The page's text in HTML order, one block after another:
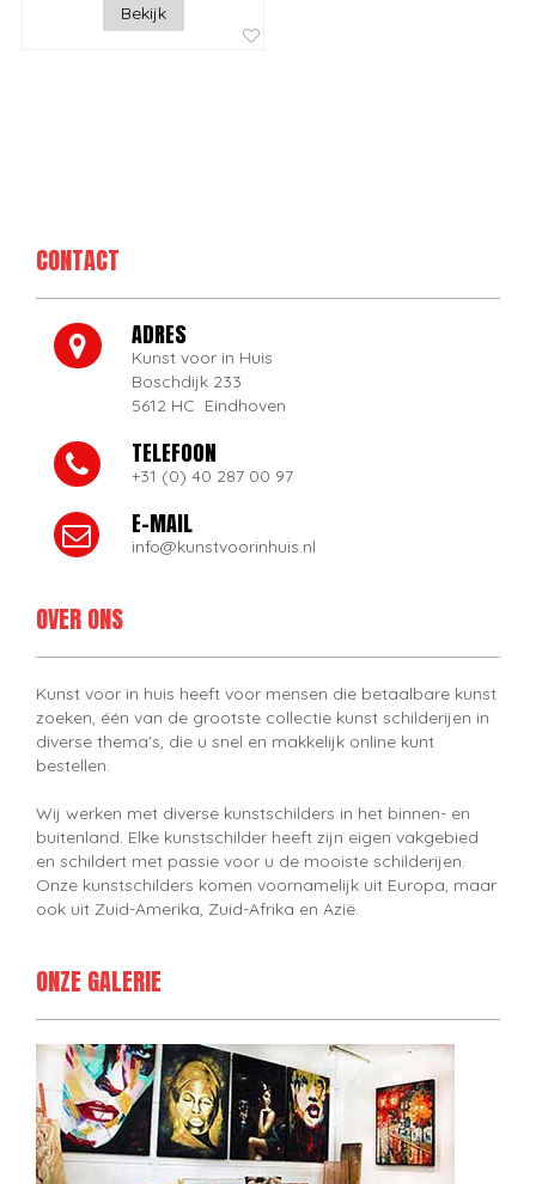
Bekijk
CONTACT
ADRES
Kunst voor in Huis
Boschdijk 233
5612 HC Eindhoven
TELEFOON
+31 (0) 40 287 00 97
E-MAIL
info@kunstvoorinhuis.nl
OVER ONS
Kunst voor in huis heeft voor mensen die betaalbare kunst
zoeken, één van de grootste collectie kunst schilderijen in
diverse thema's, die u snel en makkelijk online kunt
bestellen.
Wij werken met diverse kunstschilders in het binnen- en
buitenland. Elke kunstschilder heeft zijn eigen vakgebied
en schildert met passie voor u de mooiste schilderijen.
Onze kunstschilders komen voornamelijk uit Europa, maar
ook uit Zuid-Amerika, Zuid-Afrika en Azië.
ONZE GALERIE